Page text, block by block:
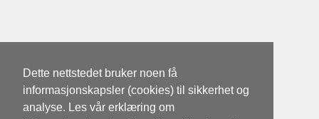
Dette nettstedet bruker noen få
informasjonskapsler (cookies) til sikkerhet og
analyse. Les vår erklæring om